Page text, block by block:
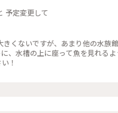
ここならと 予定変更して
、水槽の上に座って魚を見れるよ
！